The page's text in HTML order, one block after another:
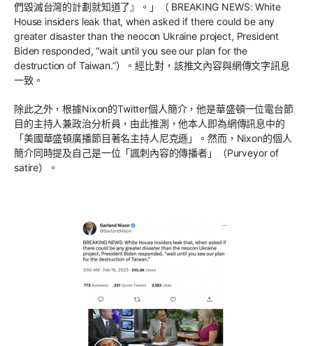
們毀滅台灣的計劃就知道了』。」（BREAKING NEWS: White
House insiders leak that, when asked if there could be any
greater disaster than the neocon Ukraine project, President
Biden responded, “wait until you see our plan for the
destruction of Taiwan.”）。經比對，該推文內容與網傳文字訊息
一致。
除此之外，根據Nixon的Twitter個人簡介，他是華盛頓一位電台節
目的主持人兼政治分析員，由此推測，他本人即為網傳訊息中的
「美國華盛頓廣播節目著名主持人尼克遜」。然而， Nixon的個人
簡介同時提及自己是一位「諷刺內容的傳播者」（Purveyor of
satire）。